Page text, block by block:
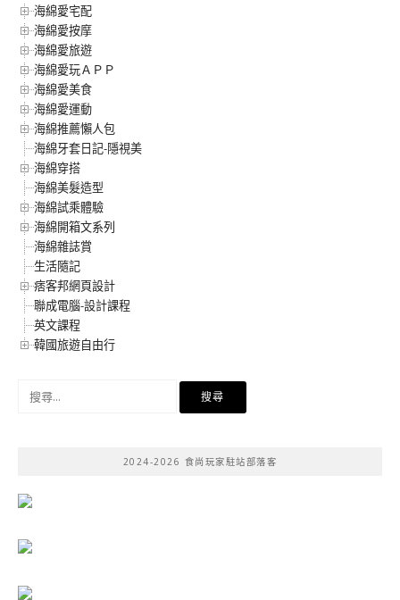
海綿愛宅配
海綿愛按摩
海綿愛旅遊
海綿愛玩ＡＰＰ
海綿愛美食
海綿愛運動
海綿推薦懶人包
海綿牙套日記-隱視美
海綿穿搭
海綿美髮造型
海綿試乘體驗
海綿開箱文系列
海綿雜誌賞
生活隨記
痞客邦網頁設計
聯成電腦-設計課程
英文課程
韓國旅遊自由行
2024-2026 食尚玩家駐站部落客